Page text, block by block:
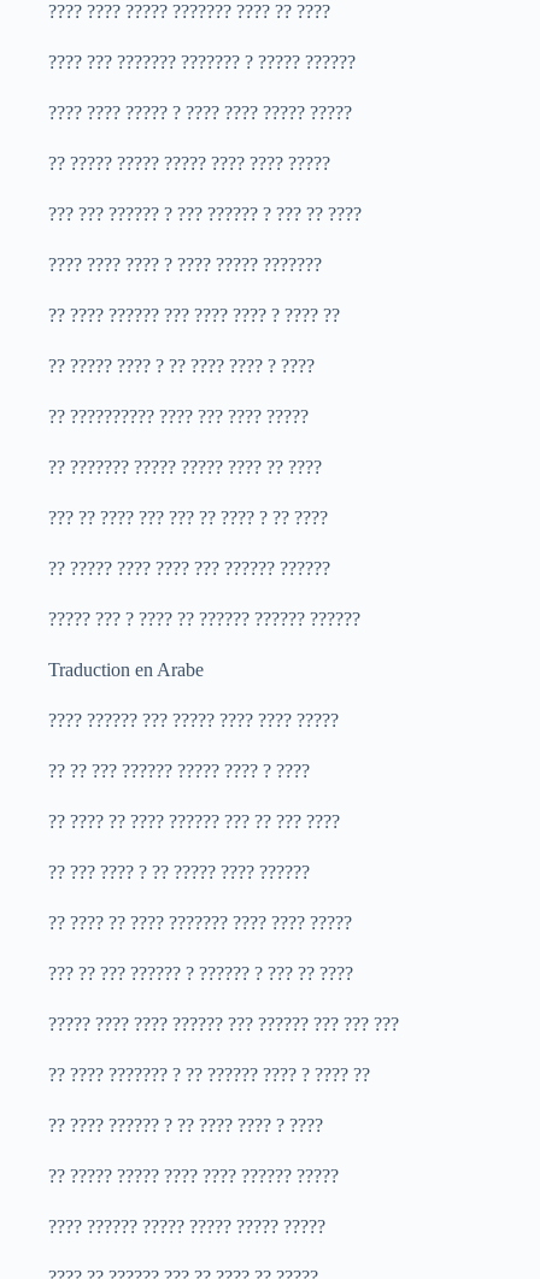
???? ???? ????? ??????? ???? ?? ????
???? ??? ??????? ??????? ? ????? ??????
???? ???? ????? ? ???? ???? ????? ?????
?? ????? ????? ????? ???? ???? ?????
??? ??? ?????? ? ??? ?????? ? ??? ?? ????
???? ???? ???? ? ???? ????? ???????
?? ???? ?????? ??? ???? ???? ? ???? ??
?? ????? ???? ? ?? ???? ???? ? ????
?? ?????????? ???? ??? ???? ?????
?? ??????? ????? ????? ???? ?? ????
??? ?? ???? ??? ??? ?? ???? ? ?? ????
?? ????? ???? ???? ??? ?????? ??????
????? ??? ? ???? ?? ?????? ?????? ??????
Traduction en Arabe
???? ?????? ??? ????? ???? ???? ?????
?? ?? ??? ?????? ????? ???? ? ????
?? ???? ?? ???? ?????? ??? ?? ??? ????
?? ??? ???? ? ?? ????? ???? ??????
?? ???? ?? ???? ??????? ???? ???? ?????
??? ?? ??? ?????? ? ?????? ? ??? ?? ????
????? ???? ???? ?????? ??? ?????? ??? ??? ???
?? ???? ??????? ? ?? ?????? ???? ? ???? ??
?? ???? ?????? ? ?? ???? ???? ? ????
?? ????? ????? ???? ???? ?????? ?????
???? ?????? ????? ????? ????? ?????